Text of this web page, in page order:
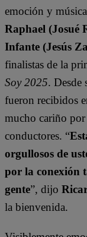
emoción y
Raphael (Josué
Infante (Jesús
finalistas de la
Soy 2025. Desde
fueron recibidos
mucho cariño por
conductores. “
orgullosos de
por la conexión
gente”, dijo
la bienvenida.